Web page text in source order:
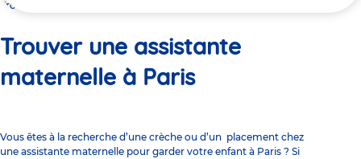
ici
Trouver une assistante maternelle à Paris
Trouver une assistante
maternelle à Paris
Vous êtes à la recherche d’une crèche ou d’un placement chez
une assistante maternelle pour garder votre enfant à Paris ? Si